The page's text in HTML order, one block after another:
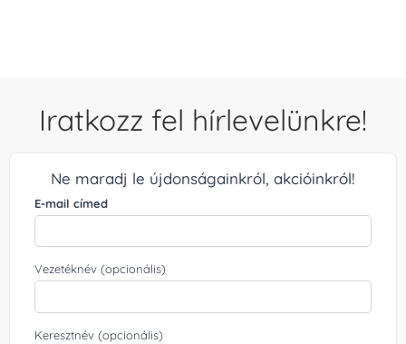
Iratkozz fel hírlevelünkre!
Ne maradj le újdonságainkról, akcióinkról!
E-mail címed
Vezetéknév (opcionális)
Keresztnév (opcionális)